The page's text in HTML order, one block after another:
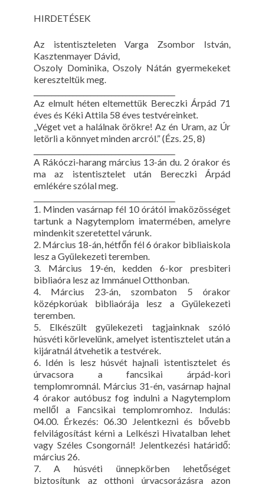
HIRDETÉSEK
Az istentiszteleten Varga Zsombor István,
Kasztenmayer Dávid,
Oszoly Dominika, Oszoly Nátán gyermekeket
kereszteltük meg.
Az elmult héten eltemettük Bereczki Árpád 71
éves és Kéki Attila 58 éves testvéreinket.
„Véget vet a halálnak örökre! Az én Uram, az Úr
letörli a könnyet minden arcról.” (Ézs. 25, 8)
A Rákóczi-harang március 13-án du. 2 órakor és
ma az istentisztelet után Bereczki Árpád
emlékére szólal meg.
1. Minden vasárnap fél 10 órától imaközösséget
tartunk a Nagytemplom imatermében, amelyre
mindenkit szeretettel várunk.
2. Március 18-án, hétfőn fél 6 órakor bibliaiskola
lesz a Gyülekezeti teremben.
3. Március 19-én, kedden 6-kor presbiteri
bibliaóra lesz az Immánuel Otthonban.
4. Március 23-án, szombaton 5 órakor
középkorúak bibliaórája lesz a Gyülekezeti
teremben.
5. Elkészült gyülekezeti tagjainknak szóló
húsvéti körlevelünk, amelyet istentisztelet után a
kijáratnál átvehetik a testvérek.
6. Idén is lesz húsvét hajnali istentisztelet és
úrvacsora a fancsikai árpád-kori
templomromnál. Március 31-én, vasárnap hajnal
4 órakor autóbusz fog indulni a Nagytemplom
mellől a Fancsikai templomromhoz. Indulás:
04.00. Érkezés: 06.30 Jelentkezni és bővebb
felvilágosítást kérni a Lelkészi Hivatalban lehet
vagy Széles Csongornál! Jelentkezési határidő:
március 26.
7. A húsvéti ünnepkörben lehetőséget
biztosítunk az otthoni úrvacsorázásra azon